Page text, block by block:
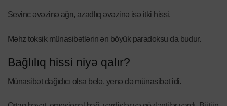
Sevinc əvəzinə ağrı, azadlıq əvəzinə isə itki hissi.
Məhz toksik münasibətlərin ən böyük paradoksu da budur.
Bağlılıq hissi niyə qalır?
Münasibət dağıdıcı olsa belə, yenə də münasibət idi.